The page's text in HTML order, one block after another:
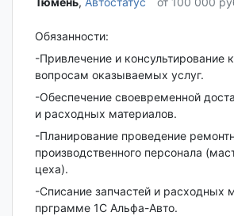
Обязанности:
-Привлечение и консультирование
вопросам оказываемых услуг.
-Обеспечение своевременной
и расходных материалов.
-Планирование проведение
производственного персонала
цеха).
-Списание запчастей и расходных
прграмме 1С Альфа-Авто.